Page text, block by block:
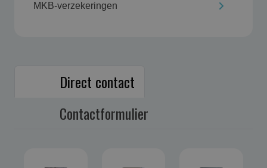
MKB-verzekeringen
Direct contact
Contactformulier